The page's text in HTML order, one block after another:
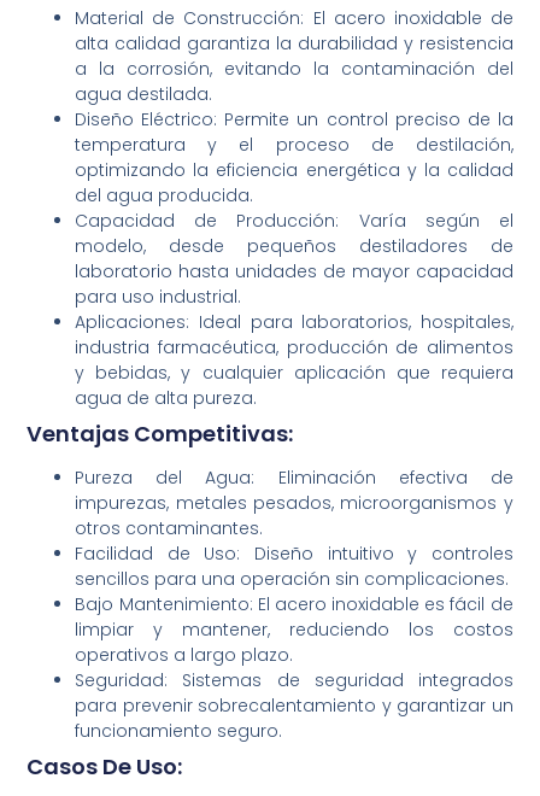
Material de Construcción: El acero inoxidable de
alta calidad garantiza la durabilidad y resistencia
a la corrosión, evitando la contaminación del
agua destilada.
Diseño Eléctrico: Permite un control preciso de la
temperatura y el proceso de destilación,
optimizando la eficiencia energética y la calidad
del agua producida.
Capacidad de Producción: Varía según el
modelo, desde pequeños destiladores de
laboratorio hasta unidades de mayor capacidad
para uso industrial.
Aplicaciones: Ideal para laboratorios, hospitales,
industria farmacéutica, producción de alimentos
y bebidas, y cualquier aplicación que requiera
agua de alta pureza.
Ventajas Competitivas:
Pureza del Agua: Eliminación efectiva de
impurezas, metales pesados, microorganismos y
otros contaminantes.
Facilidad de Uso: Diseño intuitivo y controles
sencillos para una operación sin complicaciones.
Bajo Mantenimiento: El acero inoxidable es fácil de
limpiar y mantener, reduciendo los costos
operativos a largo plazo.
Seguridad: Sistemas de seguridad integrados
para prevenir sobrecalentamiento y garantizar un
funcionamiento seguro.
Casos De Uso: